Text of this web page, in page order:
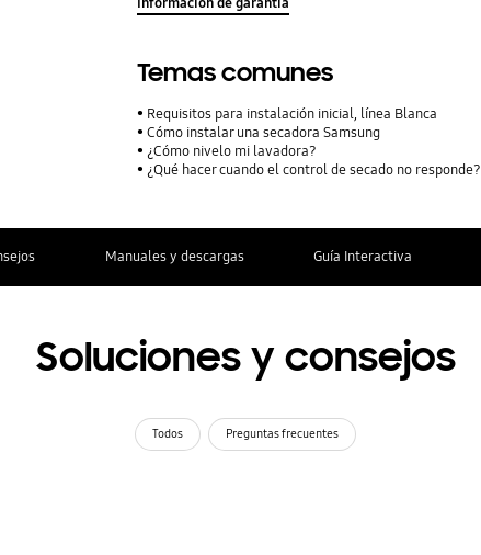
Temas comunes
Requisitos para instalación inicial, línea Blanca
Cómo instalar una secadora Samsung
¿Cómo nivelo mi lavadora?
¿Qué hacer cuando el control de secado no responde?
Manuales y descargas Guía Interactiva
Soluciones y consejos
Todos Preguntas frecuentes